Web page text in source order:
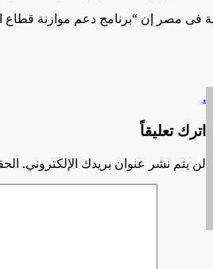
فى مصر إن “برنامج دعم موازنة
.
اترك تعليقاً
لن يتم نشر عنوان بريدك الإلكتروني.